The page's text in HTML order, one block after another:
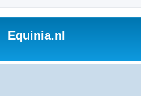
Equinia.nl